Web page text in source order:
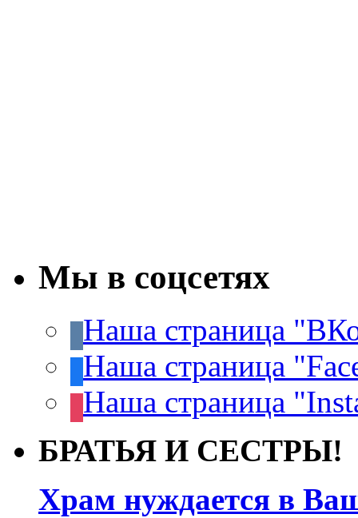
Мы в соцсетях
Наша страница
Наша страница
Наша страница
БРАТЬЯ И СЕСТРЫ!
Храм нуждается в